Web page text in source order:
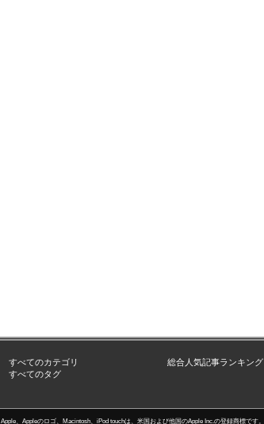
すべてのカテゴリ
すべてのタグ
総合人気記事ランキング
Apple、Appleのロゴ、Macintosh、iPod touchは、米国および他国のApple Inc.の登録商標です。